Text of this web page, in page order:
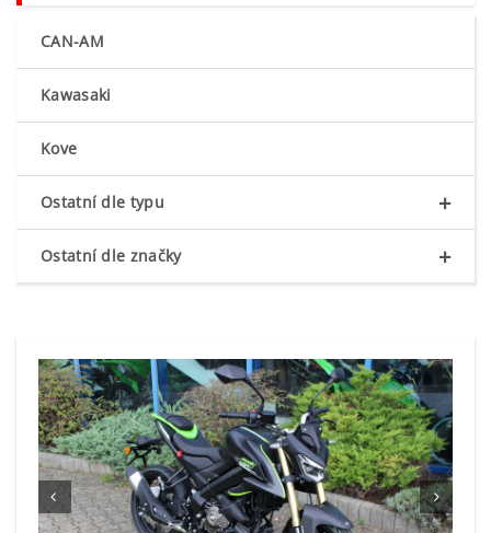
 
CAN-AM
Kawasaki
Kove
+
Ostatní dle typu
+
Ostatní dle značky